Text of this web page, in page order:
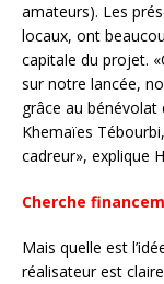
amateurs). Les
locaux, ont
capitale du projet.
sur notre lancée,
grâce au bénévolat
Khemaïes
cadreur», explique
Cherche
Mais quelle est
réalisateur est